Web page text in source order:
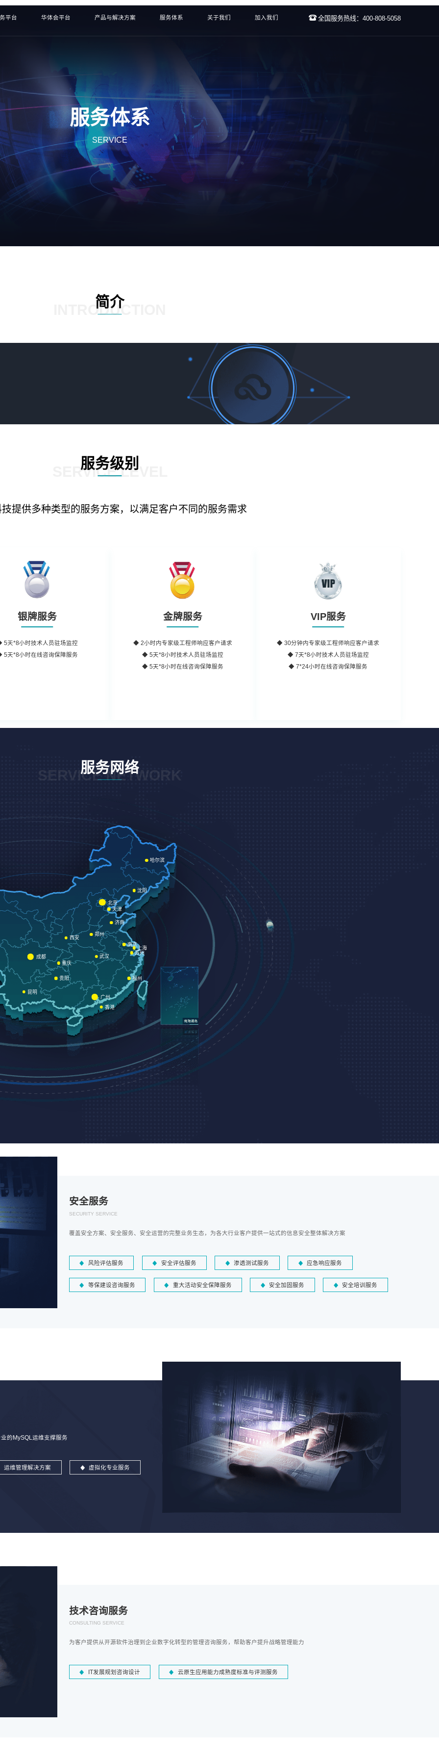
平台 华体会平台 产品与解决方案 服务体系 关于我们 加入我们 全国服务热线：400-808-5058
服务体系
SERVICE
简介
INTRODUCTION
服务级别
SERVICE LEVEL
提供多种类型的服务方案，以满足客户不同的服务需求
银牌服务
5天*8小时技术人员驻场监控
5天*8小时在线咨询保障服务
金牌服务
◆ 2小时内专家级工程师响应客户请求
◆ 5天*8小时技术人员驻场监控
◆ 5天*8小时在线咨询保障服务
VIP服务
◆ 30分钟内专家级工程师响应客户请求
◆ 7天*8小时技术人员驻场监控
◆ 7*24小时在线咨询保障服务
服务网络
SERVICE NETWORK
苏州
南京
天津
哈尔滨
北京
沈阳
济南
西安
郑州
上海
武汉
贵阳
重庆
成都
昆明
广州
福州
香港
安全服务
SECURITY SERVICE
覆盖安全方案、安全服务、安全运营的完整业务生态，为各大行业客户提供一站式的信息安全整体解决方案
风险评估服务 安全评估服务 渗透测试服务 应急响应服务
等保建设咨询服务 重大活动安全保障服务 安全加固服务 安全培训服务
的MySQL运维支撑服务
运维管理解决方案 虚拟化专业服务
技术咨询服务
CONSULTING SERVICE
为客户提供从开源软件治理到企业数字化转型的管理咨询服务，帮助客户提升战略管理能力
IT发展规划咨询设计 云原生应用能力成熟度标准与评测服务